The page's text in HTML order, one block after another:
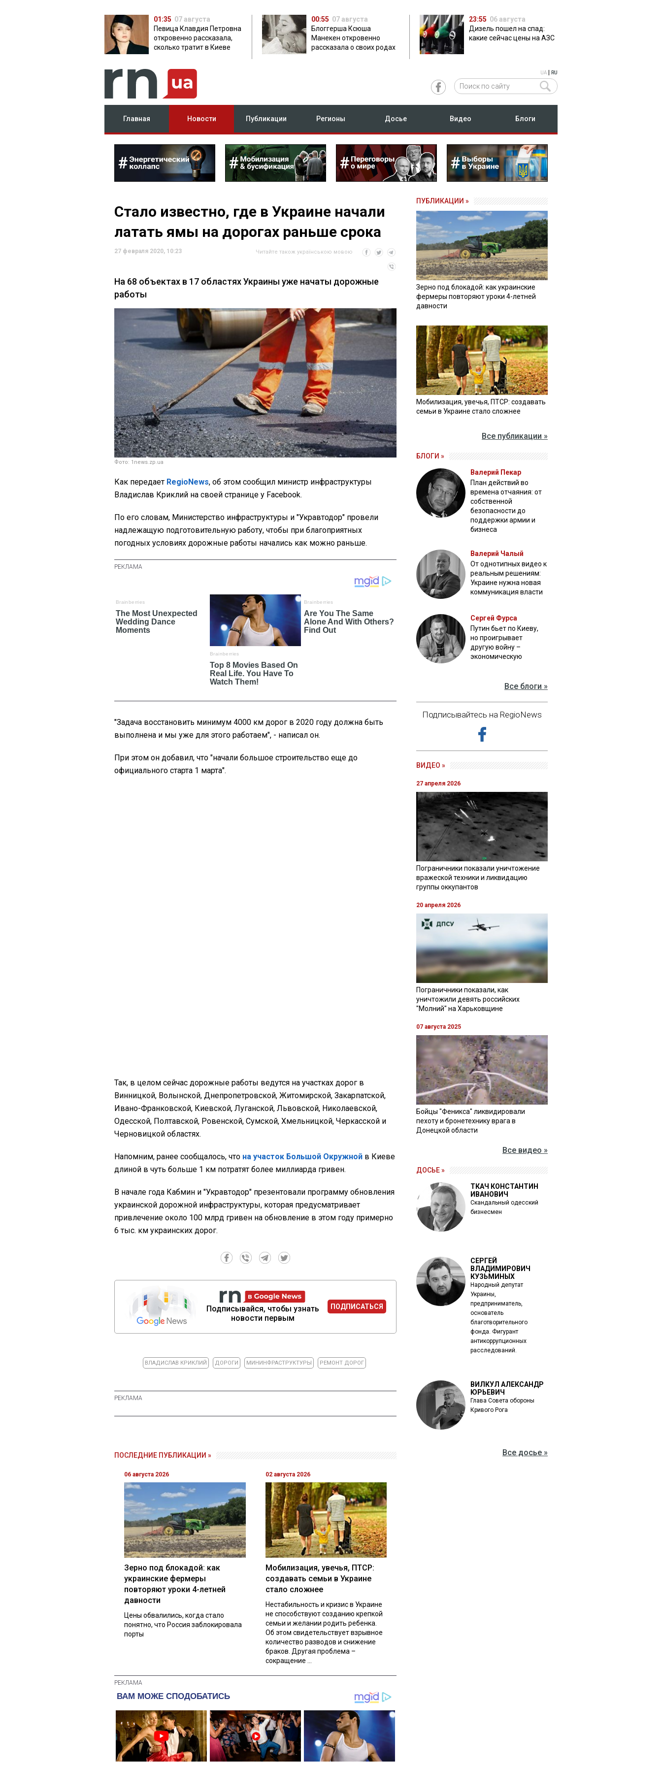
01:35 07 августа
Певица Клавдия Петровна
откровенно рассказала,
сколько тратит в Киеве
00:55 07 августа
Блоггерша Ксюша
Манекен откровенно
рассказала о своих родах
23:55 06 августа
Дизель пошел на спад:
какие сейчас цены на АЗС
UA RU
Главная Новости Публикации Регионы Досье Видео Блоги
Стало известно, где в Украине начали
латать ямы на дорогах раньше срока
27 февраля 2020, 10:23 Читайте також українською мовою
На 68 объектах в 17 областях Украины уже начаты дорожные
работы
Фото: 1news.zp.ua
Как передает RegioNews, об этом сообщил министр инфраструктуры
Владислав Криклий на своей странице y Facebook.
По его словам, Министерство инфраструктуры и "Укравтодор" провели
надлежащую подготовительную работу, чтобы при благоприятных
погодных условиях дорожные работы начались как можно раньше.
"Задача восстановить минимум 4000 км дорог в 2020 году должна быть
выполнена и мы уже для этого работаем", - написал он.
При этом он добавил, что "начали большое строительство еще до
официального старта 1 марта".
Так, в целом сейчас дорожные работы ведутся на участках дорог в
Винницкой, Волынской, Днепропетровской, Житомирской, Закарпатской,
Ивано-Франковской, Киевской, Луганской, Львовской, Николаевской,
Одесской, Полтавской, Ровенской, Сумской, Хмельницкой, Черкасской и
Черновицкой областях.
Напомним, ранее сообщалось, что на участок Большой Окружной в Киеве
длиной в чуть больше 1 км потратят более миллиарда гривен.
В начале года Кабмин и "Укравтодор" презентовали программу обновления
украинской дорожной инфраструктуры, которая предусматривает
привлечение около 100 млрд гривен на обновление в этом году примерно
6 тыс. км украинских дорог.
Подписывайся, чтобы узнать
новости первым
ПОДПИСАТЬСЯ
ВЛАДИСЛАВ КРИКЛИЙ ДОРОГИ МИНИНФРАСТРУКТУРЫ РЕМОНТ ДОРОГ
ПОСЛЕДНИЕ ПУБЛИКАЦИИ »
06 августа 2026
Зерно под блокадой: как
украинские фермеры
повторяют уроки 4-летней
давности
Цены обвалились, когда стало
понятно, что Россия заблокировала
порты
02 августа 2026
Мобилизация, увечья, ПТСР:
создавать семьи в Украине
стало сложнее
Нестабильность и кризис в Украине
не способствуют созданию крепкой
семьи и желании родить ребенка.
Об этом свидетельствует взрывное
количество разводов и снижение
браков. Другая проблема –
сокращение ...
ПУБЛИКАЦИИ »
Зерно под блокадой: как украинские
фермеры повторяют уроки 4-летней
давности
Мобилизация, увечья, ПТСР: создавать
семьи в Украине стало сложнее
Все публикации »
БЛОГИ »
Валерий Пекар
План действий во
времена отчаяния: от
собственной
безопасности до
поддержки армии и
бизнеса
Валерий Чалый
От однотипных видео к
реальным решениям:
Украине нужна новая
коммуникация власти
Сергей Фурса
Путин бьет по Киеву,
но проигрывает
другую войну –
экономическую
Все блоги »
Подписывайтесь на RegioNews
ВИДЕО »
27 апреля 2026
Пограничники показали уничтожение
вражеской техники и ликвидацию
группы оккупантов
20 апреля 2026
Пограничники показали, как
уничтожили девять российских
"Молний" на Харьковщине
07 августа 2025
Бойцы "Феникса" ликвидировали
пехоту и бронетехнику врага в
Донецкой области
Все видео »
ДОСЬЕ »
ТКАЧ КОНСТАНТИН
ИВАНОВИЧ
Скандальный одесский
бизнесмен
СЕРГЕЙ
ВЛАДИМИРОВИЧ
КУЗЬМИНЫХ
Народный депутат
Украины,
предприниматель,
основатель
благотворительного
фонда. Фигурант
антикоррупционных
расследований.
ВИЛКУЛ АЛЕКСАНДР
ЮРЬЕВИЧ
Глава Совета обороны
Кривого Рога
Все досье »